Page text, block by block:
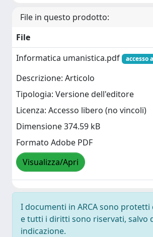
File in questo prodotto:
File
Informatica umanistica.pdf
accesso
Descrizione: Articolo
Tipologia: Versione dell'editore
Licenza: Accesso libero (no vincoli)
Dimensione 374.59 kB
Formato Adobe PDF
Visualizza/Apri
I documenti in ARCA sono
e tutti i diritti sono riservati, salvo
indicazione.